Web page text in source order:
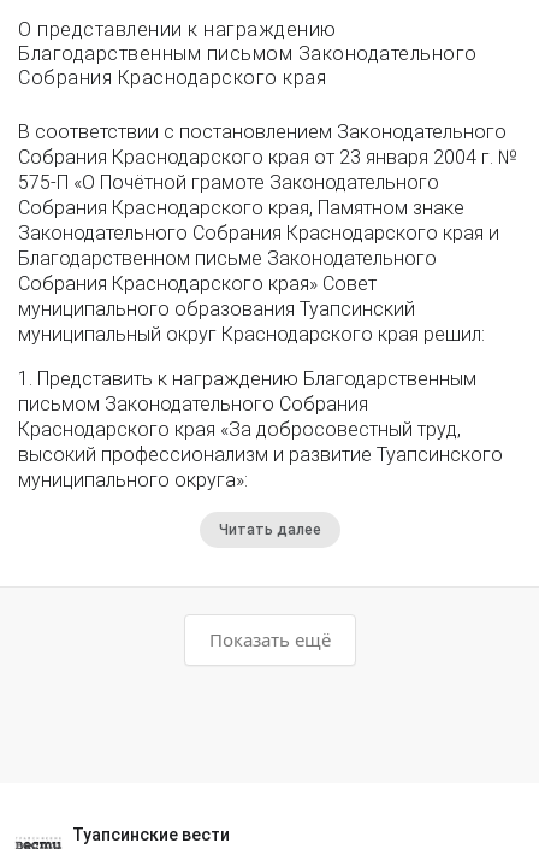
О представлении к награждению
Благодарственным письмом Законодательного
Собрания Краснодарского края
В соответствии с постановлением Законодательного
Собрания Краснодарского края от 23 января 2004 г. №
575-П «О Почётной грамоте Законодательного
Собрания Краснодарского края, Памятном знаке
Законодательного Собрания Краснодарского края и
Благодарственном письме Законодательного
Собрания Краснодарского края» Совет
муниципального образования Туапсинский
муниципальный округ Краснодарского края решил:
1. Представить к награждению Благодарственным
письмом Законодательного Собрания
Краснодарского края «За добросовестный труд,
высокий профессионализм и развитие Туапсинского
муниципального округа»:
Читать далее
Показать ещё
Туапсинские вести